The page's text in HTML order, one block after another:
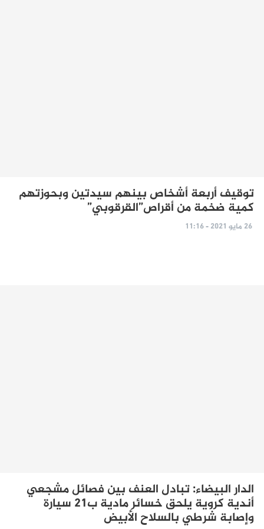
توقيف أربعة أشخاص بينهم سيدتين وبحوزتهم
كمية ضخمة من أقراص”القرقوبي”
26 مايو 2021 - 11:16
الدار البيضاء: تبادل العنف بين فصائل مشجعي
أندية كروية يلحق خسائر مادية ب21 سيارة
وإصابة شرطي بالسلاح الأبيض